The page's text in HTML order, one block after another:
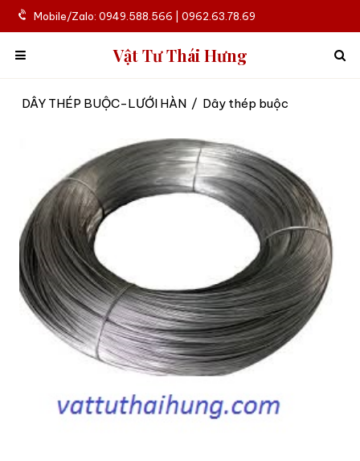
Mobile/Zalo: 0949.588.566 | 0962.63.78.69
Vật Tư Thái Hưng
DÂY THÉP BUỘC-LƯỚI HÀN / Dây thép buộc